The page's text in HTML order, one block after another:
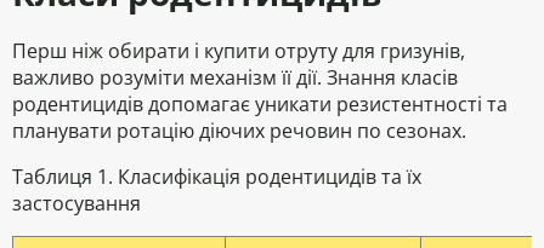
Перш ніж обирати і купити отруту для гризунів,
важливо розуміти механізм її дії. Знання класів
родентицидів допомагає уникати резистентності та
планувати ротацію діючих речовин по сезонах.
Таблиця 1. Класифікація родентицидів та їх
застосування